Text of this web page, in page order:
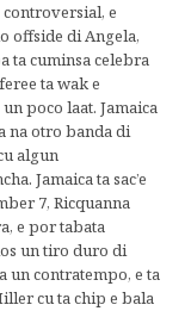
e
offside di Angela,
ta cuminsa celebra
ta wak e
poco laat. Jamaica
na otro banda di
algun
Jamaica ta sac’e
7, Ricquanna
e por tabata
un tiro duro di
un contratempo, e ta
cu ta chip e bala